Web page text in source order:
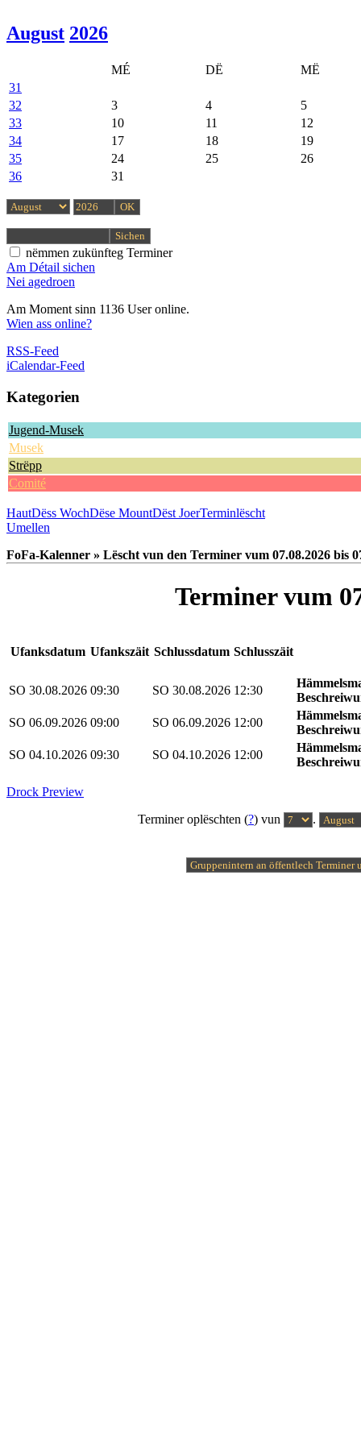
August 2026
MÉ DË
MË
31
32
3 4
5
33
10 11
12
34
17 18
19
35
24 25
26
36
31
nëmmen zukünfteg Terminer
Am Détail sichen
Nei agedroen
Am Moment sinn 1136 User online.
Wien ass online?
RSS-Feed
iCalendar-Feed
Kategorien
Jugend-Musek
Musek
Strëpp
Comité
HautDëss WochDëse MountDëst JoerTerminlëscht
Umellen
FoFa-Kalenner » Lëscht vun den Terminer vum 07.08.2026 bis
Terminer vum
Ufanksdatum Ufankszäit Schlussdatum Schlusszäit
SO 30.08.2026 09:30 SO 30.08.2026 12:30
SO 06.09.2026 09:00 SO 06.09.2026 12:00
SO 04.10.2026 09:30 SO 04.10.2026 12:00
Drock Preview
Terminer oplëschten (?) vun .